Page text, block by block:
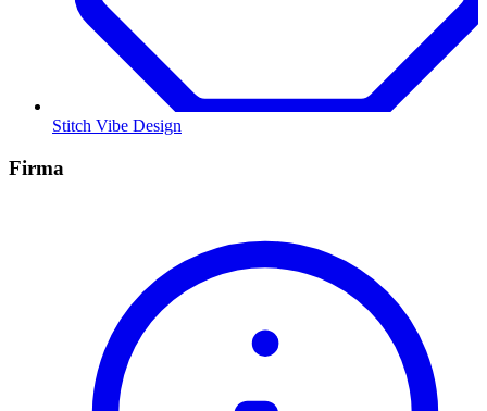
Stitch Vibe Design
Firma